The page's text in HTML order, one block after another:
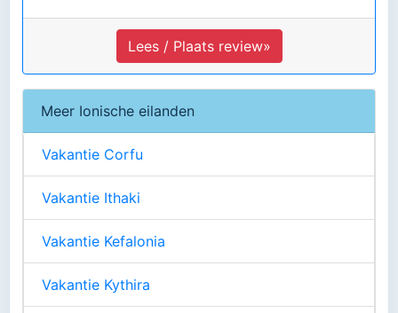
Lees / Plaats review»
Meer Ionische eilanden
Vakantie Corfu
Vakantie Ithaki
Vakantie Kefalonia
Vakantie Kythira